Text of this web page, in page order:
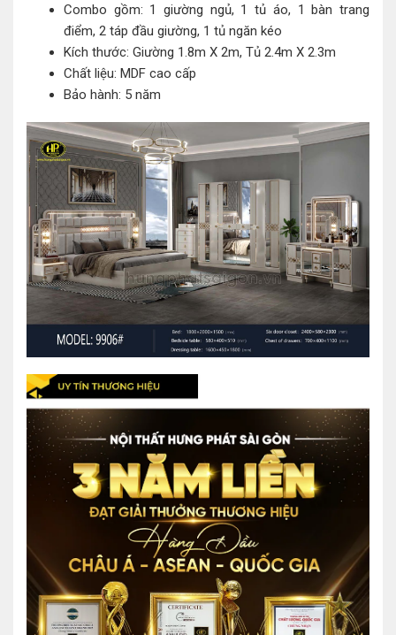
Combo gồm: 1 giường ngủ, 1 tủ áo, 1 bàn trang
điểm, 2 táp đầu giường, 1 tủ ngăn kéo
Kích thước: Giường 1.8m X 2m, Tủ 2.4m X 2.3m
Chất liệu: MDF cao cấp
Bảo hành: 5 năm